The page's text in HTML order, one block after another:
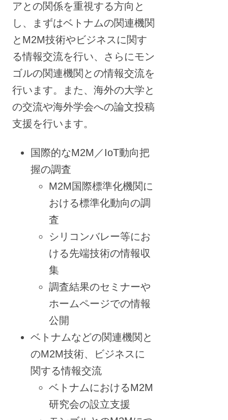
アとの関係を重視する方向と
し、まずはベトナムの関連機関
とM2M技術やビジネスに関す
る情報交流を行い、さらにモン
ゴルの関連機関との情報交流を
行います。また、海外の大学と
の交流や海外学会への論文投稿
支援を行います。
国際的なM2M／IoT動向把
握の調査
M2M国際標準化機関に
おける標準化動向の調
査
シリコンバレー等にお
ける先端技術の情報収
集
調査結果のセミナーや
ホームページでの情報
公開
ベトナムなどの関連機関と
のM2M技術、ビジネスに
関する情報交流
ベトナムにおけるM2M
研究会の設立支援